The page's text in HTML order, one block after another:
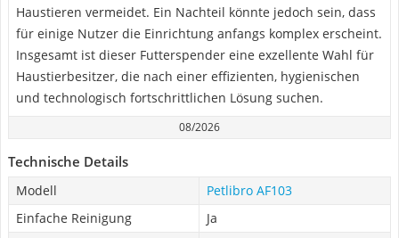
Haustieren vermeidet. Ein Nachteil könnte jedoch sein, dass
für einige Nutzer die Einrichtung anfangs komplex erscheint.
Insgesamt ist dieser Futterspender eine exzellente Wahl für
Haustierbesitzer, die nach einer effizienten, hygienischen
und technologisch fortschrittlichen Lösung suchen.
08/2026
Technische Details
Modell
Petlibro AF103
Einfache Reinigung
Ja